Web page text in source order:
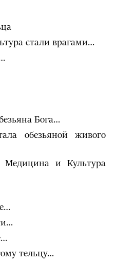
стали врагами…
Бога…
обезьяной живого
и Культура
тельцу…